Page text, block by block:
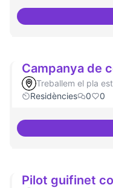
Campanya de
Treballem el pla
Residències
0 0
Pilot guifinet